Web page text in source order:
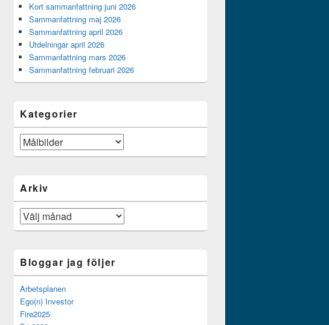
Kort sammanfattning juni 2026
Sammanfattning maj 2026
Sammanfattning april 2026
Utdelningar april 2026
Sammanfattning mars 2026
Sammanfattning februari 2026
Kategorier
Kategorier
Arkiv
Arkiv
Bloggar jag följer
Arbetsplanen
Ego(n) Investor
Fire2025